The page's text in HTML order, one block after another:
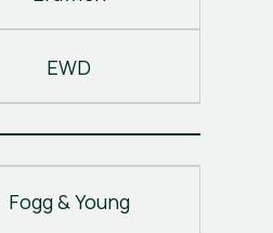
EWD
Fogg & Young